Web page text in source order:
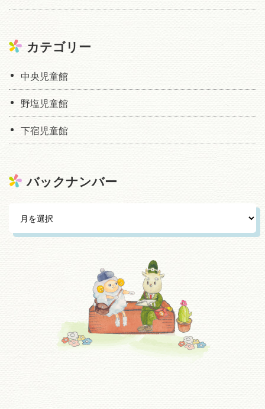
カテゴリー
中央児童館
野塩児童館
下宿児童館
バックナンバー